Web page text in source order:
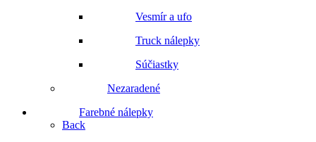
Vesmír a ufo
Truck nálepky
Súčiastky
Nezaradené
Farebné nálepky
Back